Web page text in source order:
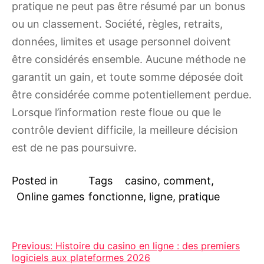
pratique ne peut pas être résumé par un bonus
ou un classement. Société, règles, retraits,
données, limites et usage personnel doivent
être considérés ensemble. Aucune méthode ne
garantit un gain, et toute somme déposée doit
être considérée comme potentiellement perdue.
Lorsque l’information reste floue ou que le
contrôle devient difficile, la meilleure décision
est de ne pas poursuivre.
Posted in
Online games
Tags casino, comment,
fonctionne, ligne, pratique
Post
Previous: Histoire du casino en ligne : des premiers
logiciels aux plateformes 2026